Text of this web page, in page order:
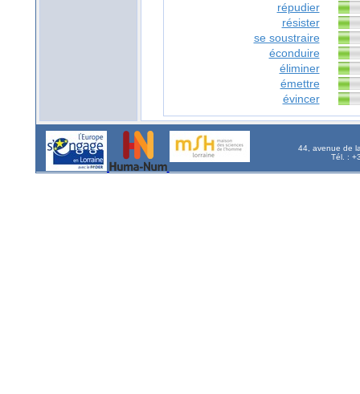
répudier
résister
se soustraire
éconduire
éliminer
émettre
évincer
44, avenue de
Tél. :